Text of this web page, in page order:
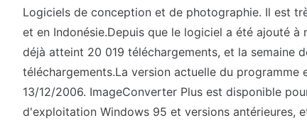
Logiciels de conception et de photographie. Il est
et en Indonésie.Depuis que le logiciel a été ajouté
déjà atteint 20 019 téléchargements, et la semaine
téléchargements.La version actuelle du programme
13/12/2006. ImageConverter Plus est disponible
d'exploitation Windows 95 et versions antérieures,